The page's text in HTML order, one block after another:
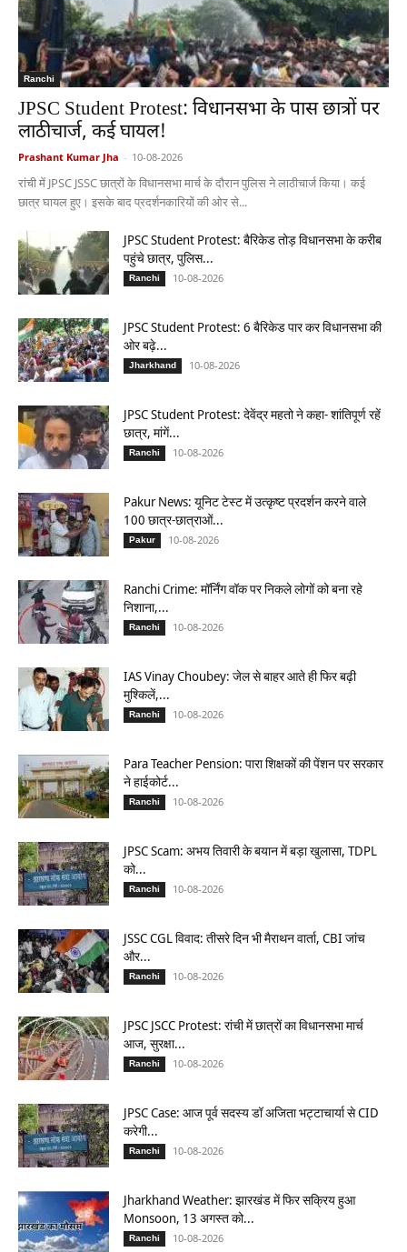
Ranchi
JPSC Student Protest: विधानसभा के पास छात्रों पर
लाठीचार्ज, कई घायल!
Prashant Kumar Jha - 10-08-2026
रांची में JPSC JSSC छात्रों के विधानसभा मार्च के दौरान पुलिस ने लाठीचार्ज किया। कई
छात्र घायल हुए। इसके बाद प्रदर्शनकारियों की ओर से...
JPSC Student Protest: बैरिकेड तोड़ विधानसभा के करीब
पहुंचे छात्र, पुलिस...
Ranchi 10-08-2026
JPSC Student Protest: 6 बैरिकेड पार कर विधानसभा की
ओर बढ़े...
Jharkhand 10-08-2026
JPSC Student Protest: देवेंद्र महतो ने कहा- शांतिपूर्ण रहें
छात्र, मांगें...
Ranchi 10-08-2026
Pakur News: यूनिट टेस्ट में उत्कृष्ट प्रदर्शन करने वाले
100 छात्र-छात्राओं...
Pakur 10-08-2026
Ranchi Crime: मॉर्निंग वॉक पर निकले लोगों को बना रहे
निशाना,...
Ranchi 10-08-2026
IAS Vinay Choubey: जेल से बाहर आते ही फिर बढ़ी
मुश्किलें,...
Ranchi 10-08-2026
Para Teacher Pension: पारा शिक्षकों की पेंशन पर सरकार
ने हाईकोर्ट...
Ranchi 10-08-2026
JPSC Scam: अभय तिवारी के बयान में बड़ा खुलासा, TDPL
को...
Ranchi 10-08-2026
JSSC CGL विवाद: तीसरे दिन भी मैराथन वार्ता, CBI जांच
और...
Ranchi 10-08-2026
JPSC JSCC Protest: रांची में छात्रों का विधानसभा मार्च
आज, सुरक्षा...
Ranchi 10-08-2026
JPSC Case: आज पूर्व सदस्य डॉ अजिता भट्टाचार्या से CID
करेगी...
Ranchi 10-08-2026
Jharkhand Weather: झारखंड में फिर सक्रिय हुआ
Monsoon, 13 अगस्त को...
Ranchi 10-08-2026